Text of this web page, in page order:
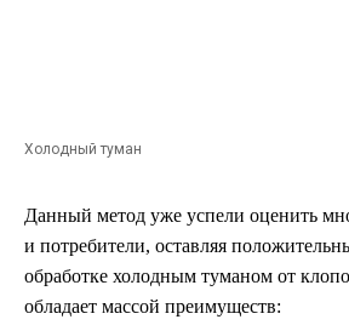
Холодный туман
Данный метод уже успели оценить
и потребители, оставляя
обработке холодным туманом от
обладает массой преимуществ: